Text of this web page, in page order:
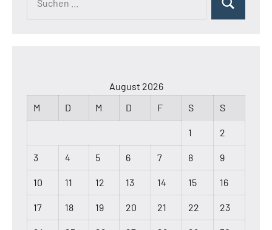
Suchen
August 2026
M
D M D F S S
1 2
3 4 5 6 7 8 9
10 11 12 13 14 15 16
17 18 19 20 21 22 23